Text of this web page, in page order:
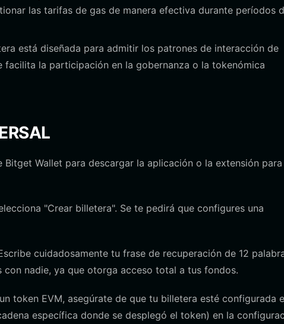
las tarifas de gas de manera efectiva durante períodos
está diseñada para admitir los patrones de interacción de
la participación en la gobernanza o la tokenómica
Wallet para descargar la aplicación o la extensión
"Crear billetera". Se te pedirá que configures una
cuidadosamente tu frase de recuperación de 12
nadie, ya que otorga acceso total a tus fondos.
token EVM, asegúrate de que tu billetera esté configurada
específica donde se desplegó el token) en la